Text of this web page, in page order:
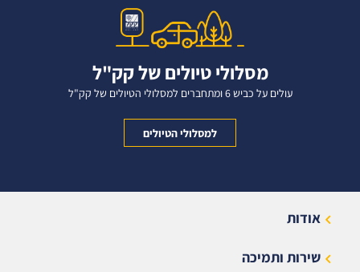
מסלולי טיולים של קק"ל
עולים על כביש 6 ומתחברים למסלולי הטיולים של קק"ל
למסלולי הטיולים
אודות
שירות ותמיכה